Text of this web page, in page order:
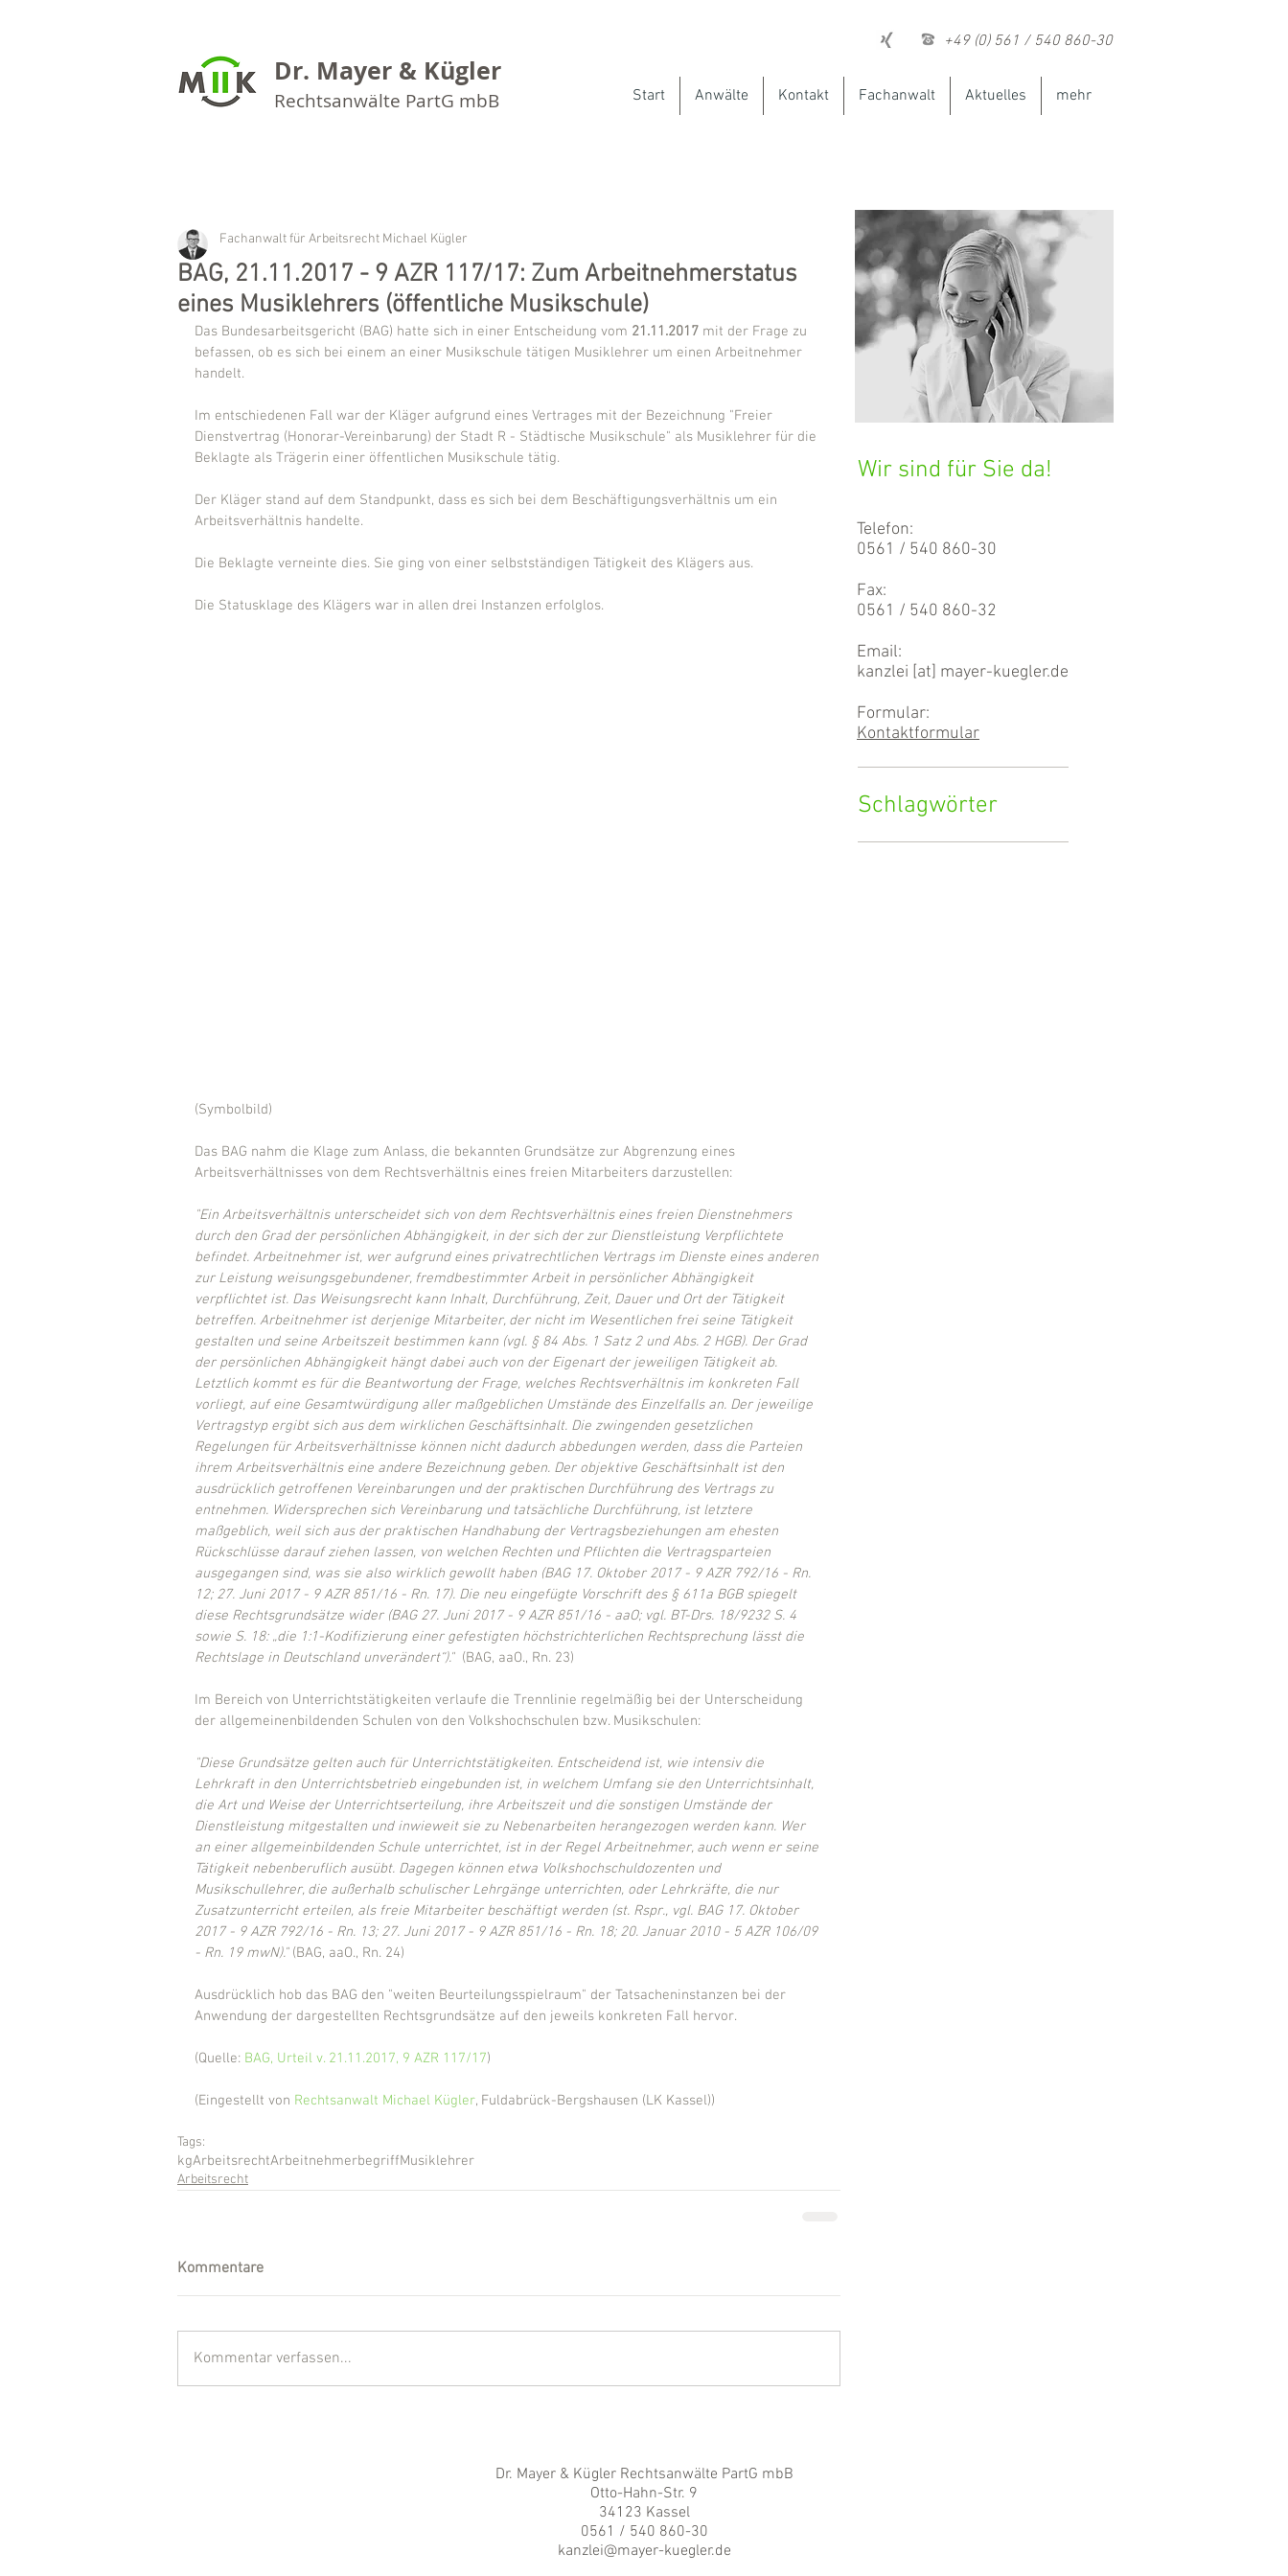
Dr. Mayer & Kügler
Rechtsanwälte PartG mbB
+49 (0) 561 / 540 860-30
Start Anwälte Kontakt Fachanwalt Aktuelles mehr
BAG, 21.11.2017 - 9 AZR 117/17: Zum Arbeitnehmerstatus
eines Musiklehrers (öffentliche Musikschule)
Fachanwalt für Arbeitsrecht Michael Kügler
Das Bundesarbeitsgericht (BAG) hatte sich in einer Entscheidung vom 21.11.2017 mit der Frage zu
befassen, ob es sich bei einem an einer Musikschule tätigen Musiklehrer um einen Arbeitnehmer
handelt.
Im entschiedenen Fall war der Kläger aufgrund eines Vertrages mit der Bezeichnung "Freier
Dienstvertrag (Honorar-Vereinbarung) der Stadt R - Städtische Musikschule" als Musiklehrer für die
Beklagte als Trägerin einer öffentlichen Musikschule tätig.
Der Kläger stand auf dem Standpunkt, dass es sich bei dem Beschäftigungsverhältnis um ein
Arbeitsverhältnis handelte.
Die Beklagte verneinte dies. Sie ging von einer selbstständigen Tätigkeit des Klägers aus.
Die Statusklage des Klägers war in allen drei Instanzen erfolglos.
(Symbolbild)
Das BAG nahm die Klage zum Anlass, die bekannten Grundsätze zur Abgrenzung eines
Arbeitsverhältnisses von dem Rechtsverhältnis eines freien Mitarbeiters darzustellen:
"Ein Arbeitsverhältnis unterscheidet sich von dem Rechtsverhältnis eines freien Dienstnehmers
durch den Grad der persönlichen Abhängigkeit, in der sich der zur Dienstleistung Verpflichtete
befindet. Arbeitnehmer ist, wer aufgrund eines privatrechtlichen Vertrags im Dienste eines anderen
zur Leistung weisungsgebundener, fremdbestimmter Arbeit in persönlicher Abhängigkeit
verpflichtet ist. Das Weisungsrecht kann Inhalt, Durchführung, Zeit, Dauer und Ort der Tätigkeit
betreffen. Arbeitnehmer ist derjenige Mitarbeiter, der nicht im Wesentlichen frei seine Tätigkeit
gestalten und seine Arbeitszeit bestimmen kann (vgl. § 84 Abs. 1 Satz 2 und Abs. 2 HGB). Der Grad
der persönlichen Abhängigkeit hängt dabei auch von der Eigenart der jeweiligen Tätigkeit ab.
Letztlich kommt es für die Beantwortung der Frage, welches Rechtsverhältnis im konkreten Fall
vorliegt, auf eine Gesamtwürdigung aller maßgeblichen Umstände des Einzelfalls an. Der jeweilige
Vertragstyp ergibt sich aus dem wirklichen Geschäftsinhalt. Die zwingenden gesetzlichen
Regelungen für Arbeitsverhältnisse können nicht dadurch abbedungen werden, dass die Parteien
ihrem Arbeitsverhältnis eine andere Bezeichnung geben. Der objektive Geschäftsinhalt ist den
ausdrücklich getroffenen Vereinbarungen und der praktischen Durchführung des Vertrags zu
entnehmen. Widersprechen sich Vereinbarung und tatsächliche Durchführung, ist letztere
maßgeblich, weil sich aus der praktischen Handhabung der Vertragsbeziehungen am ehesten
Rückschlüsse darauf ziehen lassen, von welchen Rechten und Pflichten die Vertragsparteien
ausgegangen sind, was sie also wirklich gewollt haben (BAG 17. Oktober 2017 - 9 AZR 792/16 - Rn.
12; 27. Juni 2017 - 9 AZR 851/16 - Rn. 17). Die neu eingefügte Vorschrift des § 611a BGB spiegelt
diese Rechtsgrundsätze wider (BAG 27. Juni 2017 - 9 AZR 851/16 - aaO; vgl. BT-Drs. 18/9232 S. 4
sowie S. 18: „die 1:1-Kodifizierung einer gefestigten höchstrichterlichen Rechtsprechung lässt die
Rechtslage in Deutschland unverändert“)." (BAG, aaO., Rn. 23)
Im Bereich von Unterrichtstätigkeiten verlaufe die Trennlinie regelmäßig bei der Unterscheidung
der allgemeinenbildenden Schulen von den Volkshochschulen bzw. Musikschulen:
"Diese Grundsätze gelten auch für Unterrichtstätigkeiten. Entscheidend ist, wie intensiv die
Lehrkraft in den Unterrichtsbetrieb eingebunden ist, in welchem Umfang sie den Unterrichtsinhalt,
die Art und Weise der Unterrichtserteilung, ihre Arbeitszeit und die sonstigen Umstände der
Dienstleistung mitgestalten und inwieweit sie zu Nebenarbeiten herangezogen werden kann. Wer
an einer allgemeinbildenden Schule unterrichtet, ist in der Regel Arbeitnehmer, auch wenn er seine
Tätigkeit nebenberuflich ausübt. Dagegen können etwa Volkshochschuldozenten und
Musikschullehrer, die außerhalb schulischer Lehrgänge unterrichten, oder Lehrkräfte, die nur
Zusatzunterricht erteilen, als freie Mitarbeiter beschäftigt werden (st. Rspr., vgl. BAG 17. Oktober
2017 - 9 AZR 792/16 - Rn. 13; 27. Juni 2017 - 9 AZR 851/16 - Rn. 18; 20. Januar 2010 - 5 AZR 106/09
- Rn. 19 mwN)." (BAG, aaO., Rn. 24)
Ausdrücklich hob das BAG den "weiten Beurteilungsspielraum" der Tatsacheninstanzen bei der
Anwendung der dargestellten Rechtsgrundsätze auf den jeweils konkreten Fall hervor.
(Quelle: BAG, Urteil v. 21.11.2017, 9 AZR 117/17)
(Eingestellt von Rechtsanwalt Michael Kügler, Fuldabrück-Bergshausen (LK Kassel))
Tags:
kgArbeitsrechtArbeitnehmerbegriffMusiklehrer
Arbeitsrecht
Kommentare
Kommentar verfassen...
Wir sind für Sie da!
Telefon:
0561 / 540 860-30
Fax:
0561 / 540 860-32
Email:
kanzlei [at] mayer-kuegler.de
Formular:
Kontaktformular
Schlagwörter
Dr. Mayer & Kügler Rechtsanwälte PartG mbB
Otto-Hahn-Str. 9
34123 Kassel
0561 / 540 860-30
kanzlei@mayer-kuegler.de